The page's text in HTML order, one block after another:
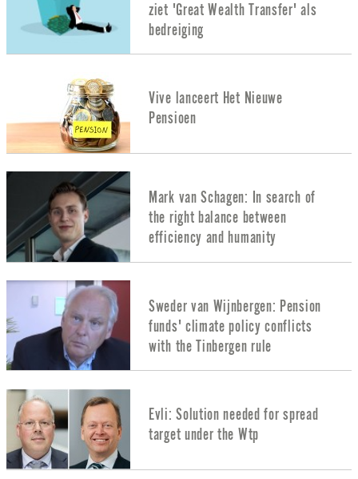
ziet 'Great Wealth Transfer' als
bedreiging
Vive lanceert Het Nieuwe
Pensioen
Mark van Schagen: In search of
the right balance between
efficiency and humanity
Sweder van Wijnbergen: Pension
funds' climate policy conflicts
with the Tinbergen rule
Evli: Solution needed for spread
target under the Wtp